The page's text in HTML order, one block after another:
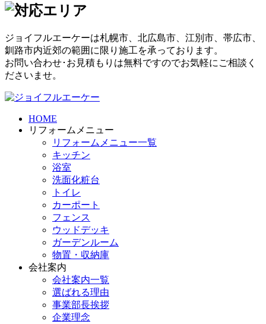
ジョイフルエーケーは札幌市、北広島市、江別市、帯広市、
釧路市内近郊の範囲に限り施工を承っております。
お問い合わせ･お見積もりは無料ですのでお気軽にご相談く
ださいませ。
HOME
リフォームメニュー
リフォームメニュー一覧
キッチン
浴室
洗面化粧台
トイレ
カーポート
フェンス
ウッドデッキ
ガーデンルーム
物置・収納庫
会社案内
会社案内一覧
選ばれる理由
事業部長挨拶
企業理念